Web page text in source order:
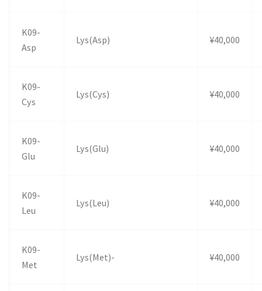
K09-
Asp
Lys(Asp) ¥40,000
K09-
Cys
Lys(Cys) ¥40,000
K09-
Glu
Lys(Glu) ¥40,000
K09-
Leu
Lys(Leu) ¥40,000
K09-
Met
Lys(Met)- ¥40,000